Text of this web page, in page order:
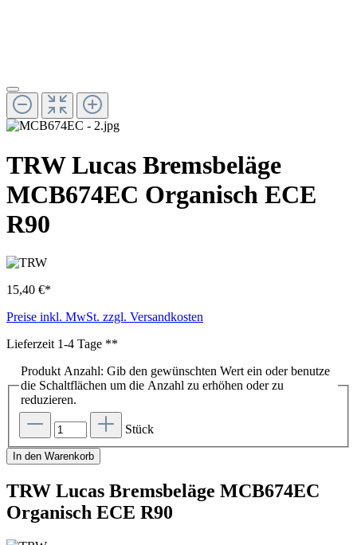
TRW Lucas Bremsbeläge
MCB674EC Organisch ECE
R90
15,40 €*
Preise inkl. MwSt. zzgl. Versandkosten
Lieferzeit 1-4 Tage **
Produkt Anzahl: Gib den gewünschten Wert ein oder benutze
die Schaltflächen um die Anzahl zu erhöhen oder zu
reduzieren.
Stück
In den Warenkorb
TRW Lucas Bremsbeläge MCB674EC
Organisch ECE R90